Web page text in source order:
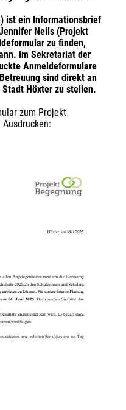
ist ein Informationsbrief
Neils (Projekt
zu finden,
Im Sekretariat der
Anmeldeformulare
sind direkt an
Höxter zu stellen.
zum Projekt